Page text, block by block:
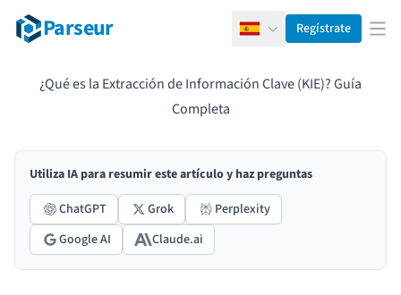
Parseur EspañolRegístrate
¿Qué es la Extracción de Información Clave (KIE)? Guía
Completa
Utiliza IA para resumir este artículo y haz preguntas
ChatGPT
Grok
Perplexity
Google AI
Claude.ai